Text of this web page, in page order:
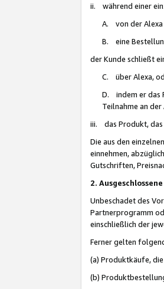
ii. während einer
A. von der Alexa
B. eine
der Kunde schließt
C. über Alexa,
D. indem er das
Teilnahme an
iii. das Produkt, das
Die aus den
einnehmen,
Gutschriften,
2.
Unbeschadet des
Partnerprogramm
einschließlich der
Ferner gelten
(a) Produktkäufe,
(b)